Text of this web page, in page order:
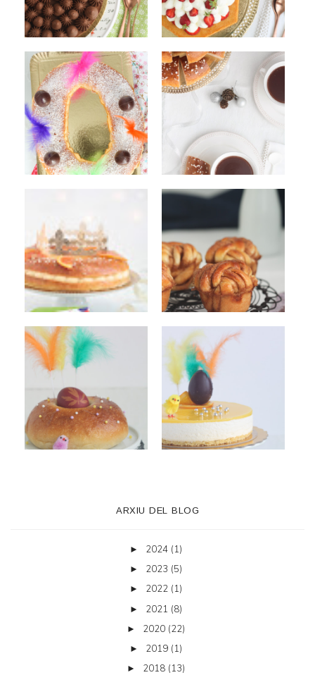
ARXIU DEL BLOG
► 2024 (1)
► 2023 (5)
► 2022 (1)
► 2021 (8)
► 2020 (22)
► 2019 (1)
► 2018 (13)